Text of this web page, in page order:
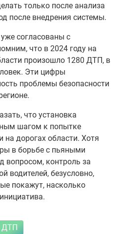
только после анализа
после внедрения системы.
согласованы с
что в 2024 году на
произошло 1280 ДТП, в
Эти цифры
проблемы безопасности
что установка
шагом к попытке
на дорогах области. Хотя
в борьбе с пьяными
вопросом, контроль за
водителей, безусловно,
покажут, насколько
ДТП